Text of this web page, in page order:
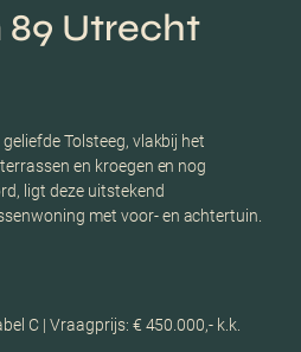
Utrecht
Tolsteeg, vlakbij het
en kroegen en nog
ligt deze uitstekend
met voor- en achtertuin.
C | Vraagprijs: € 450.000,- k.k.